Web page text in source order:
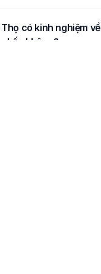
có kinh nghiệm
chấp không?